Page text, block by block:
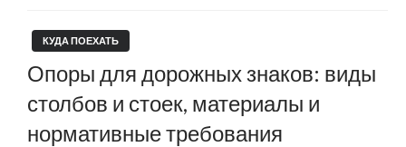
КУДА ПОЕХАТЬ
Опоры для дорожных знаков: виды
столбов и стоек, материалы и
нормативные требования